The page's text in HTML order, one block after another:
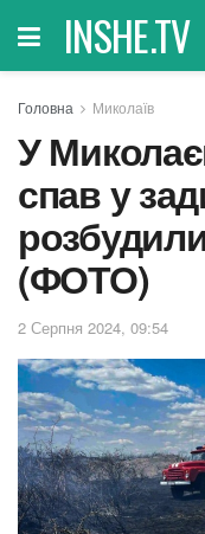
INSHE.TV
Головна Миколаїв
У
спав у
(ФОТО)
2 Серпня 2024, 09:54